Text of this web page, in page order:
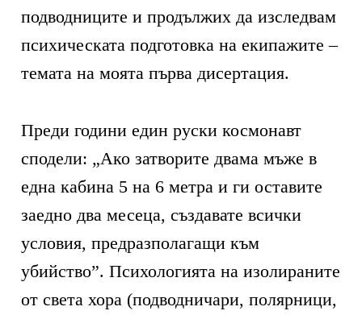
подводниците и продължих да изследвам
психическата подготовка на екипажите –
темата на моята първа дисертация.
Преди години един руски космонавт
сподели: „Ако затворите двама мъже в
една кабина 5 на 6 метра и ги оставите
заедно два месеца, създавате всички
условия, предразполагащи към
убийство”. Психологията на изолираните
от света хора (подводничари, полярници,